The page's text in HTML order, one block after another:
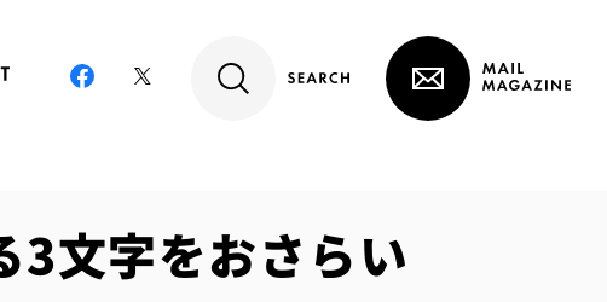
3文字をおさらい